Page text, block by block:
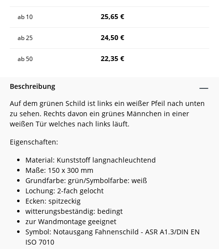
ab 10 25,65 €
ab25 24,50 €
ab50 22,35 €
Beschreibung
Auf dem grünen Schild ist links ein weißer Pfeil nach unten
zu sehen. Rechts davon ein grünes Männchen in einer
weißen Tür welches nach links läuft.
Eigenschaften:
Material: Kunststoff langnachleuchtend
Maße: 150 x 300 mm
Grundfarbe: grün/Symbolfarbe: weiß
Lochung: 2-fach gelocht
Ecken: spitzeckig
witterungsbeständig: bedingt
zur Wandmontage geeignet
Symbol: Notausgang Fahnenschild - ASR A1.3/DIN EN
ISO 7010